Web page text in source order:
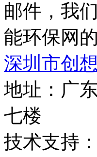
邮件，我
能环保网
深圳市创
地址：广
七楼
技术支持：